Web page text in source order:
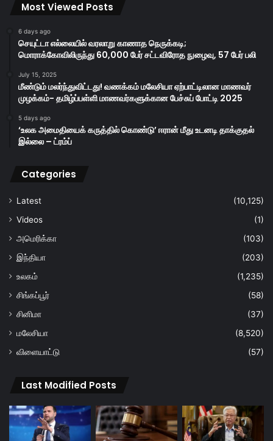
Most Viewed Posts
6 days ago
செயுட்டா எல்லையில் வரலாறு காணாத நெருக்கடி;
மொராக்கோவிலிருந்து 60,000 பேர் சட்டவிரோத நுழைவு, 57 பேர் பலி
July 15, 2025
மீண்டும் மலர்ந்துவிட்டது! வணக்கம் மலேசியா ஏற்பாட்டிலான மாணவர்
முழக்கம்- தமிழ்ப்பள்ளி மாணவர்களுக்கான பேச்சுப் போட்டி 2025
5 days ago
‘உலக அமைதியைக் கருத்தில் கொண்டு’ ஈரான் மீது உடனடி தாக்குதல்
இல்லை – ட்ரம்ப்
Categories
Latest
(10,125)
Videos
(1)
அமெரிக்கா
(103)
இந்தியா
(203)
உலகம்
(1,235)
சிங்கப்பூர்
(58)
சினிமா
(37)
மலேசியா
(8,520)
விளையாட்டு
(57)
Last Modified Posts